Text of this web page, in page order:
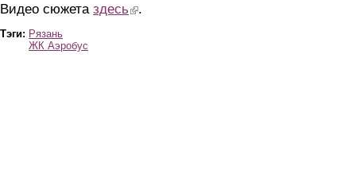
Видео сюжета здесь (link is external)
.
Тэги: Рязань
ЖК Аэробус